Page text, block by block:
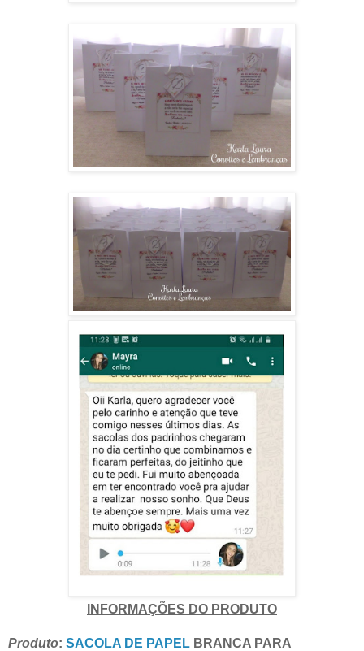
INFORMAÇÕES DO PRODUTO
Produto: SACOLA DE PAPEL BRANCA PARA